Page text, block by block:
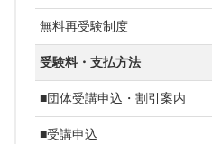
無料再受験制度
受験料・支払方法
■団体受講申込・割引案内
■受講申込